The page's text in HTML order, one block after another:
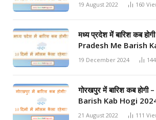
19 August 2022 160
मध्य प्रदेश में बारिश कब
Pradesh Me Barish
19 December 2024 144
गोरखपुर में बारिश कब
Barish Kab Hogi
21 August 2022 111